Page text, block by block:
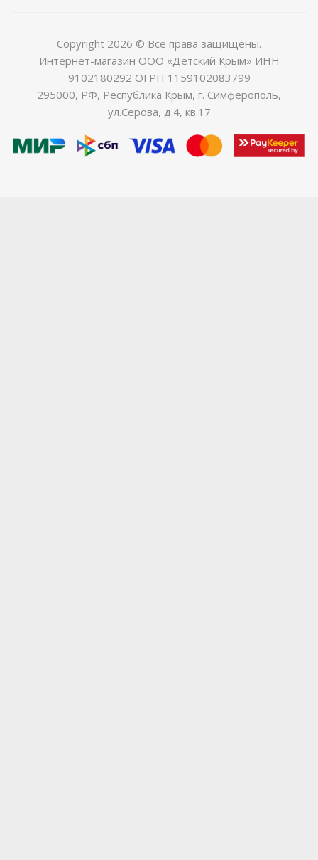
Copyright 2026 © Все права защищены.
Интернет-магазин ООО «Детский Крым» ИНН
9102180292 ОГРН 1159102083799
295000, РФ, Республика Крым, г. Симферополь,
ул.Серова, д.4, кв.17